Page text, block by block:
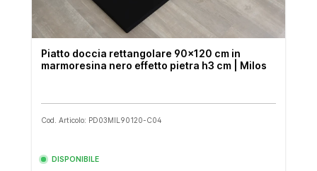
Piatto doccia rettangolare 90x120 cm in
marmoresina nero effetto pietra h3 cm | Milos
Cod. Articolo: PD03MIL90120-C04
DISPONIBILE